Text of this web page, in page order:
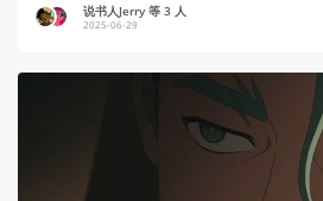
说书人Jerry 等 3 人
2025-06-29